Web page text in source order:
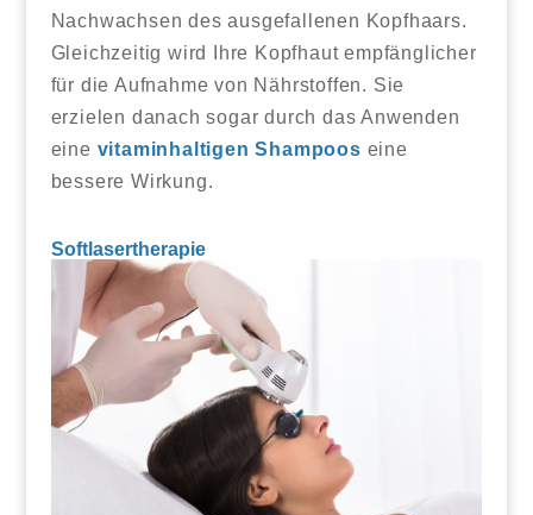
Nachwachsen des ausgefallenen Kopfhaars.
Gleichzeitig wird Ihre Kopfhaut empfänglicher
für die Aufnahme von Nährstoffen. Sie
erzielen danach sogar durch das Anwenden
eine vitaminhaltigen Shampoos eine
bessere Wirkung.
Softlasertherapie